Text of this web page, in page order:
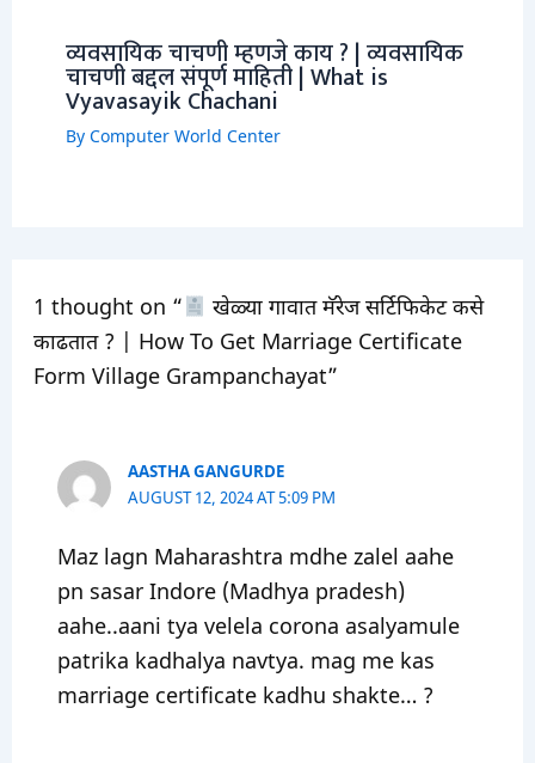
व्यवसायिक चाचणी म्हणजे काय ? | व्यवसायिक
चाचणी बद्दल संपूर्ण माहिती | What is
Vyavasayik Chachani
By Computer World Center
1 thought on “
खेळ्या गावात मॅरेज सर्टिफिकेट कसे
काढतात ? | How To Get Marriage Certificate
Form Village Grampanchayat”
AASTHA GANGURDE
AUGUST 12, 2024 AT 5:09 PM
Maz lagn Maharashtra mdhe zalel aahe
pn sasar Indore (Madhya pradesh)
aahe..aani tya velela corona asalyamule
patrika kadhalya navtya. mag me kas
marriage certificate kadhu shakte… ?